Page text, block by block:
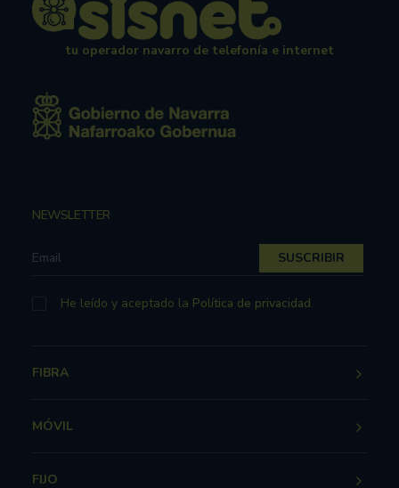
tu operador navarro de telefonía e internet
NEWSLETTER
He leído y aceptado la Política de privacidad.
FIBRA
MÓVIL
FIJO